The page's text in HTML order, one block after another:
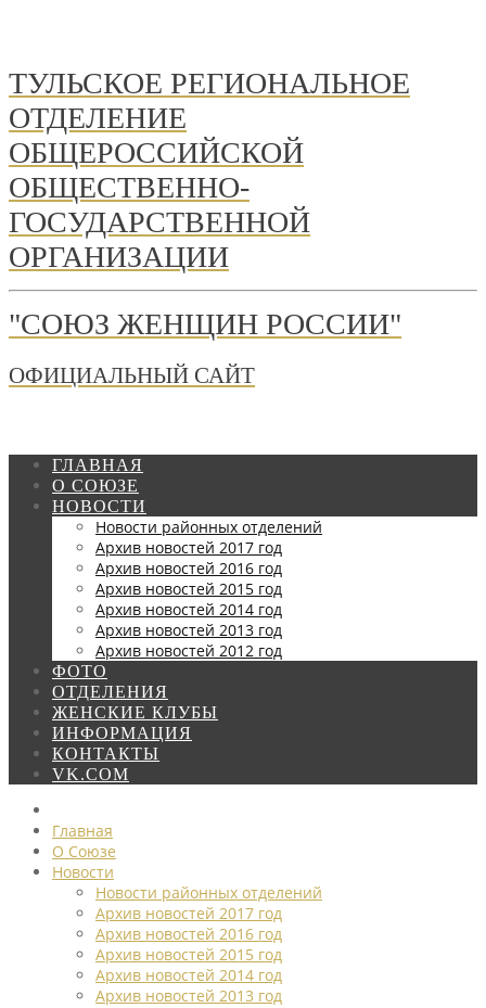
ТУЛЬСКОЕ РЕГИОНАЛЬНОЕ
ОТДЕЛЕНИЕ
ОБЩЕРОССИЙСКОЙ
ОБЩЕСТВЕННО-
ГОСУДАРСТВЕННОЙ
ОРГАНИЗАЦИИ
"СОЮЗ ЖЕНЩИН РОССИИ"
ОФИЦИАЛЬНЫЙ САЙТ
ГЛАВНАЯ
О СОЮЗЕ
НОВОСТИ
Новости районных отделений
Архив новостей 2017 год
Архив новостей 2016 год
Архив новостей 2015 год
Архив новостей 2014 год
Архив новостей 2013 год
Архив новостей 2012 год
ФОТО
ОТДЕЛЕНИЯ
ЖЕНСКИЕ КЛУБЫ
ИНФОРМАЦИЯ
КОНТАКТЫ
VK.COM
Главная
О Союзе
Новости
Новости районных отделений
Архив новостей 2017 год
Архив новостей 2016 год
Архив новостей 2015 год
Архив новостей 2014 год
Архив новостей 2013 год